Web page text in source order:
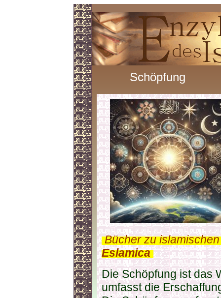
Schöpfung
.Bücher zu
Eslamica.
Die Schöpfung ist das
umfasst die